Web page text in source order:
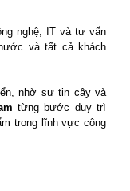
nghệ, IT và tư vấn
và tất cả khách
nhờ sự tin cậy và
từng bước duy trì
trong lĩnh vực công